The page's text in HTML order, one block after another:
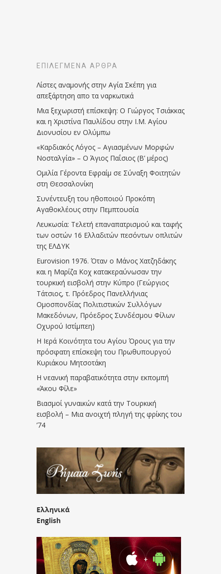
ΕΠΙΛΕΓΜΈΝΑ ΆΡΘΡΑ
Λίστες αναμονής στην Αγία Σκέπη για
απεξάρτηση απο τα ναρκωτικά
Μια ξεχωριστή επίσκεψη: Ο Γιώργος Τσιάκκας
και η Χριστίνα Παυλίδου στην Ι.Μ. Αγίου
Διονυσίου εν Ολύμπω
«Καρδιακός Λόγος – Αγιασμένων Μορφών
Νοσταλγία» – Ο Άγιος Παΐσιος (Β’ μέρος)
Ομιλία Γέροντα Εφραίμ σε Σύναξη Φοιτητών
στη Θεσσαλονίκη
Συνέντευξη του ηθοποιού Προκόπη
Αγαθοκλέους στην Πεμπτουσία
Λευκωσία: Τελετή επαναπατρισμού και ταφής
των οστών 16 Ελλαδιτών πεσόντων οπλιτών
της ΕΛΔΥΚ
Eurovision 1976. Όταν ο Μάνος Χατζηδάκης
και η Μαρίζα Κοχ κατακεραύνωσαν την
τουρκική εισβολή στην Κύπρο (Γεώργιος
Τάτσιος, τ. Πρόεδρος Πανελλήνιας
Ομοσπονδίας Πολιτιστικών Συλλόγων
Μακεδόνων, Πρόεδρος Συνδέσμου Φίλων
Οχυρού Ιστίμπεη)
Η Ιερά Κοινότητα του Αγίου Όρους για την
πρόσφατη επίσκεψη του Πρωθυπουργού
Κυριάκου Μητσοτάκη
Η νεανική παραβατικότητα στην εκπομπή
«Άκου Φίλε»
Βιασμοί γυναικών κατά την Τουρκική
εισβολή – Μια ανοιχτή πληγή της φρίκης του
’74
Ελληνικά
English